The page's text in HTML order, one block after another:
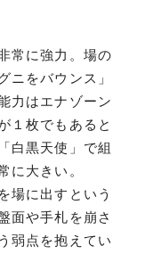
常に強力。場の
ニをバウンス」
力はエナゾーン
１枚でもあると
白黒天使」で組
に大きい。
場に出すという
面や手札を崩さ
弱点を抱えてい